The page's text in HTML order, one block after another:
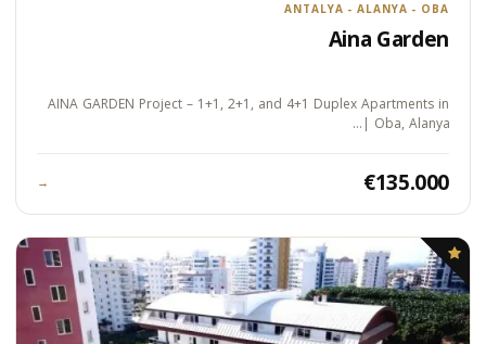
ANTALYA - ALANYA - OBA
Aina Garden
AINA GARDEN Project – 1+1, 2+1, and 4+1 Duplex Apartments in
Oba, Alanya |…
€135.000
→